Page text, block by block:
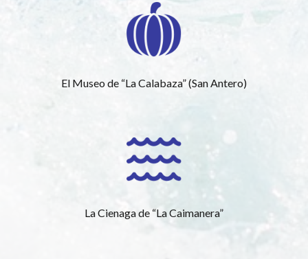
El Museo de “La Calabaza” (San Antero)
La Cienaga de “La Caimanera”